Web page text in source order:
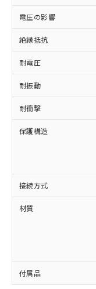
電圧の影響
絶縁抵抗
耐電圧
耐振動
耐衝撃
保護構造
接続方式
材質
付属品
こと
記載
タに
覧さ
準価
了承
正式
様の
ムロ
ご相
オム
在庫
事前
示し
マイ
ビス
メン
お客
登録さ
いたもの
むを得ず変
*EU RoHS指令
鉛(Pb)
ミウム(Cd)
(PBDE)
ル) (DEHP)(別
ルベンジル（
（DBP）
但し、RoHS指
フタル酸エス
図的な使用が
※2 対応予
部品在庫の
月が前後す
※3 非含
基準値を超
「－」：未
い合わせく
*中国RoHS10
Pb(鉛)
ニル類) :
DBP(フタル酸
イソブチル) :
DEHP(フタル酸
※2 環境
「ｅ」：有
準値以下で
「10」：
質が外部
及ぼさない
「－」：未
い合わせく
当社
為替
（以
また
国政
当社
全に
いよ
当社
ル、
武器
使用
当社
該第
販売
法に
り引